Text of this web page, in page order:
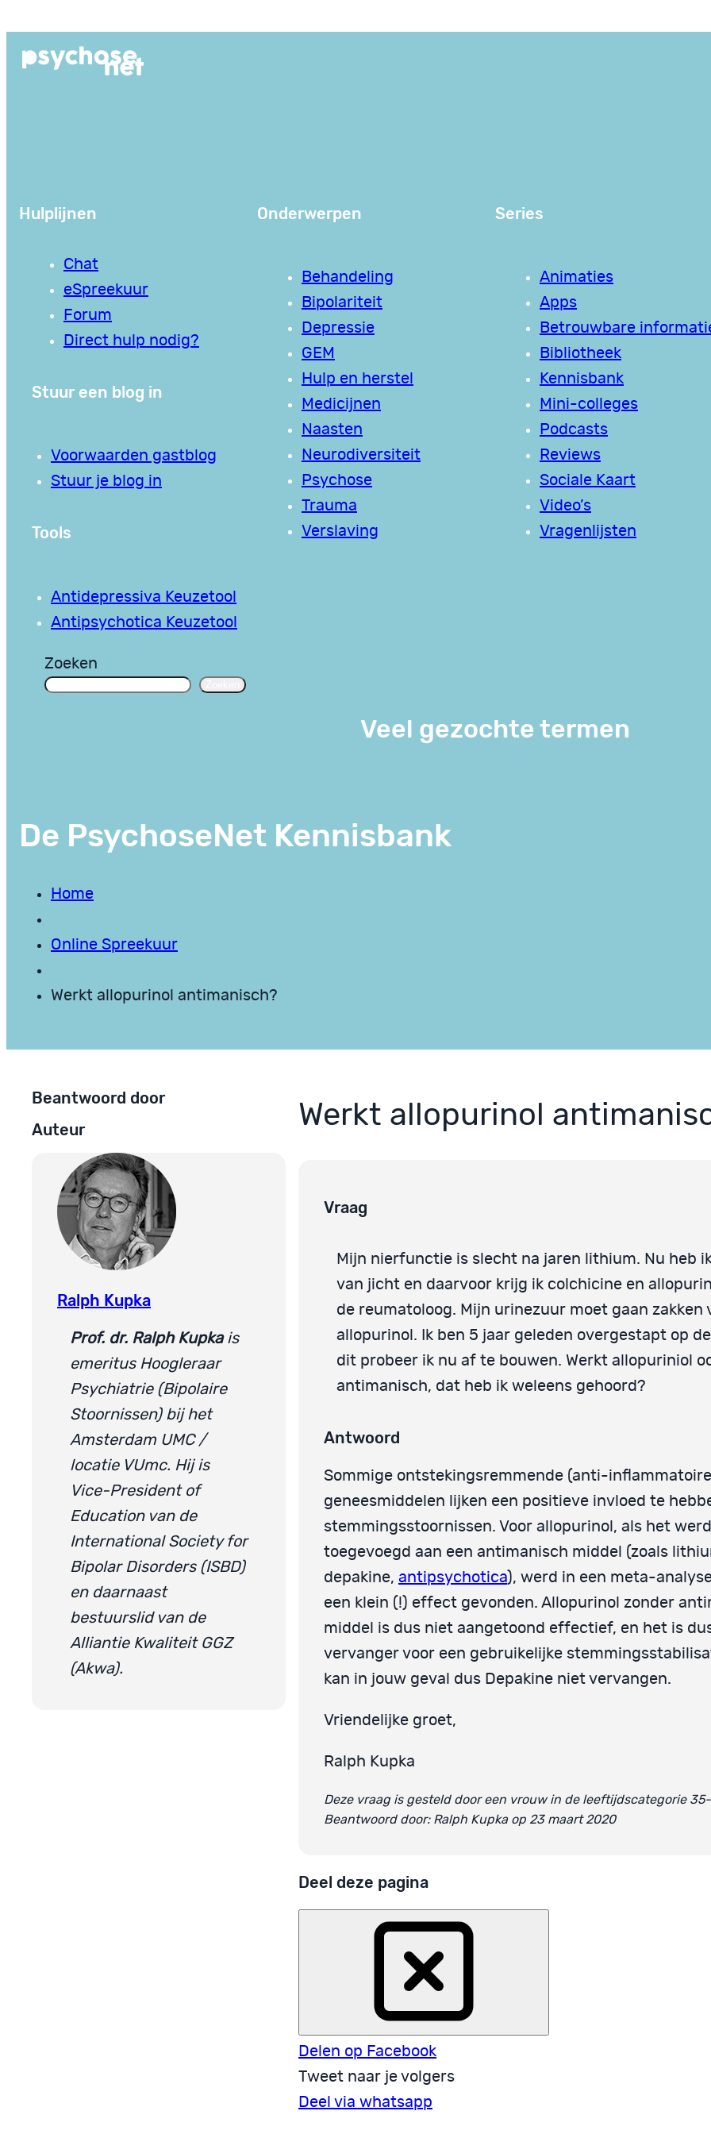
de
Hulplijnen
Chat
eSpreekuur
Forum
Direct hulp nodig?
Stuur een blog in
Voorwaarden gastblog
Stuur je blog in
Tools
Antidepressiva Keuzetool
Antipsychotica Keuzetool
Onderwerpen
Behandeling
Bipolariteit
Depressie
GEM
Hulp en herstel
Medicijnen
Naasten
Neurodiversiteit
Psychose
Trauma
Verslaving
Series
Animaties
Apps
Betrouwbare
Bibliotheek
Kennisbank
Mini-colleges
Podcasts
Reviews
Sociale Kaart
Video’s
Vragenlijsten
Zoeken
Veel gezochte termen
De PsychoseNet Kennisbank
Home
Online Spreekuur
Werkt allopurinol antimanisch?
Beantwoord door
Auteur
Ralph Kupka
Prof. dr. Ralph Kupkais
emeritus Hoogleraar
Psychiatrie (Bipolaire
Stoornissen) bij het
Amsterdam UMC /
locatie VUmc. Hij is
Vice-President of
Education van de
International Society for
Bipolar Disorders (ISBD)
en daarnaast
bestuurslid van de
Alliantie Kwaliteit GGZ
(Akwa).
Werkt allopurinol
Vraag
Mijn nierfunctie is slecht na jaren lithium. Nu heb
van jicht en daarvoor krijg ik colchicine en
de reumatoloog. Mijn urinezuur moet gaan zakken
allopurinol. Ik ben 5 jaar geleden overgestapt op
dit probeer ik nu af te bouwen. Werkt allopuriniol
antimanisch, dat heb ik weleens gehoord?
Antwoord
Sommige ontstekingsremmende (anti-
geneesmiddelen lijken een positieve invloed te
stemmingsstoornissen. Voor allopurinol, als het werd
toegevoegd aan een antimanisch middel (zoals
depakine, antipsychotica), werd in een meta-
een klein (!) effect gevonden. Allopurinol zonder
middel is dus niet aangetoond effectief, en het is
vervanger voor een gebruikelijke
kan in jouw geval dus Depakine niet vervangen.
Vriendelijke groet,
Ralph Kupka
Deze vraag is gesteld door een vrouw in de leeftijdscategorie
Beantwoord door: Ralph Kupka op 23 maart 2020
Deel deze pagina
Delen op Facebook
Tweet naar je volgers
Deel via whatsapp